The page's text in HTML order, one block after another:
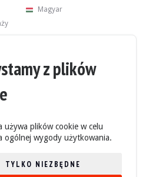
Magyar
z plików
używa plików cookie w celu
ogólnej wygody użytkowania.
TYLKO NIEZBĘDNE